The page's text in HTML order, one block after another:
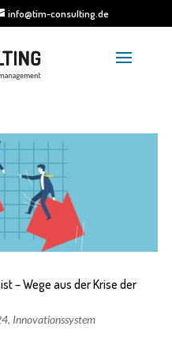
info@tim-consulting.de
– Wege aus der Krise der
, Innovationssystem